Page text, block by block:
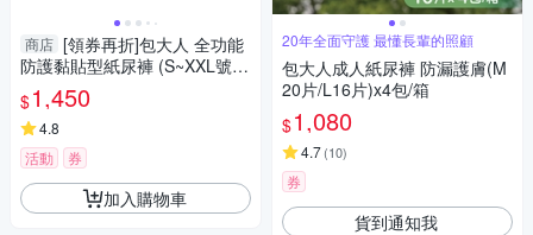
商店 [領券再折]包大人 全功能
防護黏貼型紙尿褲 (S~XXL號/6
包/箱)【杏一】
$1,450
4.8
活動
券
加入購物車
20年全面守護 最懂長輩的照顧
包大人成人紙尿褲 防漏護膚(M
20片/L16片)x4包/箱
$1,080
4.7(10)
券
貨到通知我